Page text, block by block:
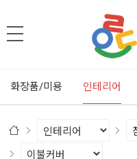
화장품/미용 인테리어